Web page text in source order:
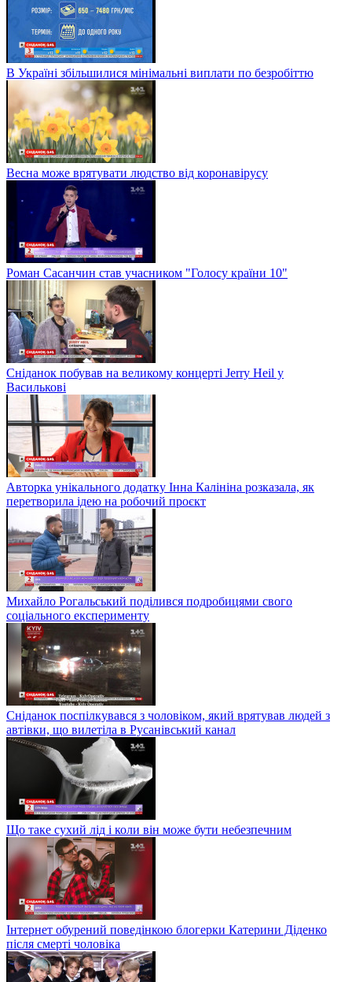
В Україні збільшилися мінімальні виплати по безробіттю
Весна може врятувати людство від коронавірусу
Роман Сасанчин став учасником "Голосу країни 10"
Сніданок побував на великому концерті Jerry Heil у
Василькові
Авторка унікального додатку Інна Калініна розказала, як
перетворила ідею на робочий проєкт
Михайло Рогальський поділився подробицями свого
соціального експерименту
Сніданок поспілкувався з чоловіком, який врятував людей з
автівки, що вилетіла в Русанівський канал
Що таке сухий лід і коли він може бути небезпечним
Інтернет обурений поведінкою блогерки Катерини Діденко
після смерті чоловіка